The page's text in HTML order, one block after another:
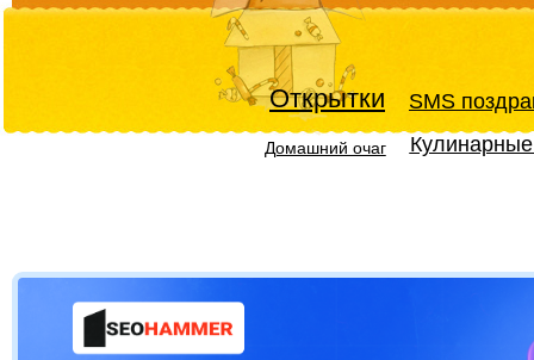
Открытки SMS
Домашний очаг